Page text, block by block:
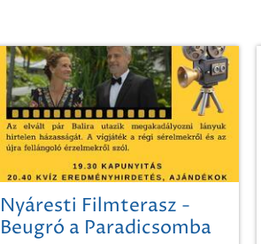
Nyáresti Filmterasz -
Beugró a Paradicsomba